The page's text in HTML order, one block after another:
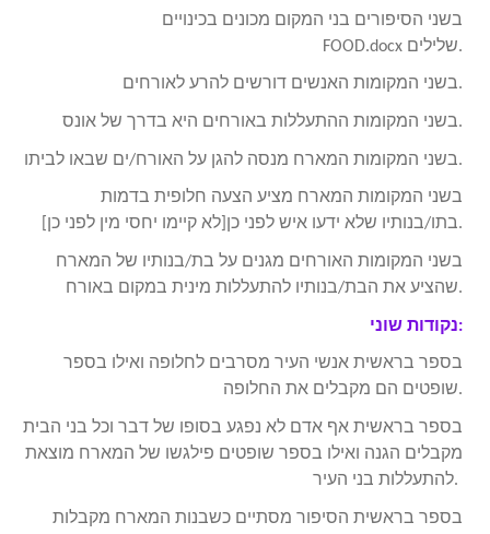
בשני הסיפורים בני המקום מכונים בכינויים
שלילים.
FOOD.docx
בשני המקומות האנשים דורשים להרע לאורחים.
בשני המקומות ההתעללות באורחים היא בדרך של אונס.
בשני המקומות המארח מנסה להגן על האורח/ים שבאו לביתו.
בשני המקומות המארח מציע הצעה חלופית בדמות
בתו/בנותיו שלא ידעו איש לפני כן[לא קיימו יחסי מין לפני כן].
בשני המקומות האורחים מגנים על בת/בנותיו של המארח
שהציע את הבת/בנותיו להתעללות מינית במקום באורח.
נקודות שוני:
בספר בראשית אנשי העיר מסרבים לחלופה ואילו בספר
שופטים הם מקבלים את החלופה.
בספר בראשית אף אדם לא נפגע בסופו של דבר וכל בני הבית
מקבלים הגנה ואילו בספר שופטים פילגשו של המארח מוצאת
להתעללות בני העיר.
בספר בראשית הסיפור מסתיים כשבנות המארח מקבלות